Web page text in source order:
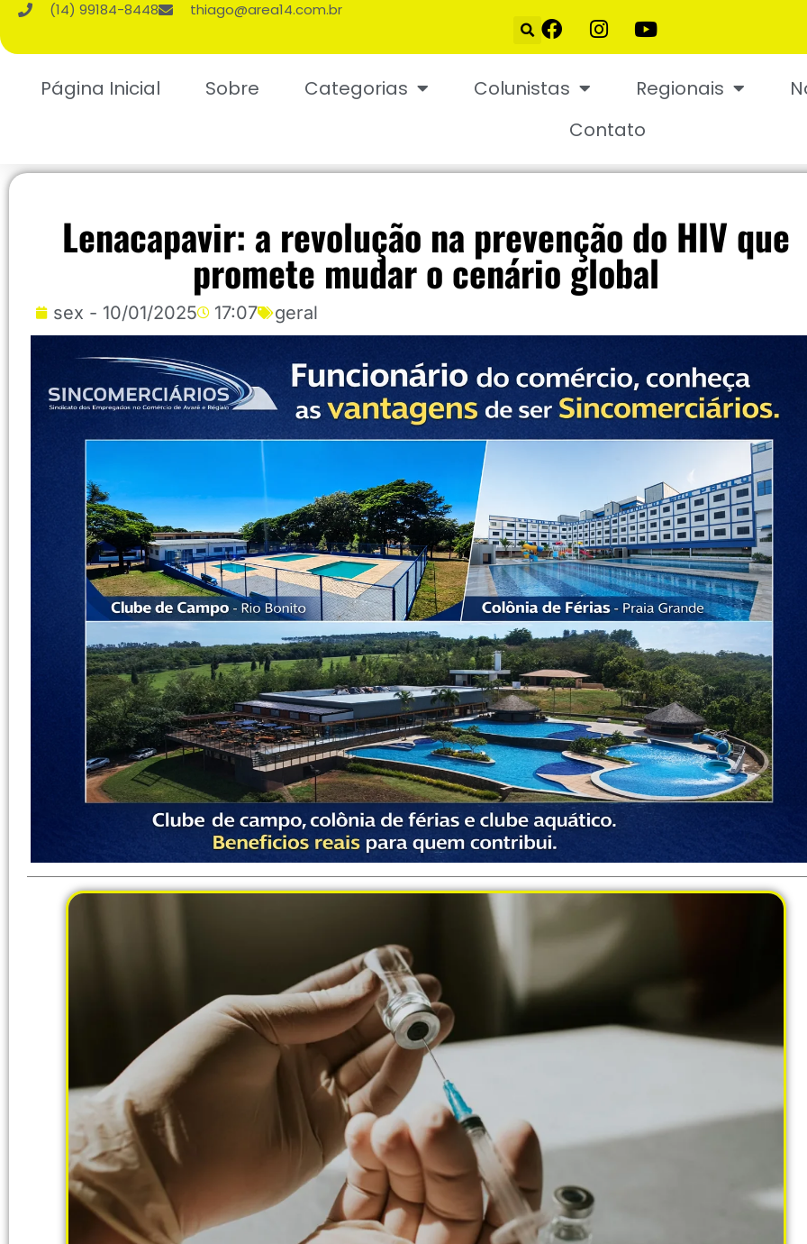
(14) 99184-8448 thiago@area14.com.br
Página Inicial Sobre Categorias Colunistas Regionais
Contato
Lenacapavir: a revolução na prevenção do HIV que
promete mudar o cenário global
sex - 10/01/2025 17:07 geral